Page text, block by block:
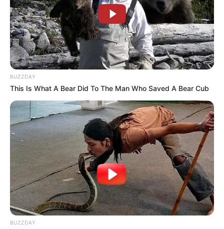
BUZZDAY
This Is What A Bear Did To The Man Who Saved A Bear Cub
BUZZDAY